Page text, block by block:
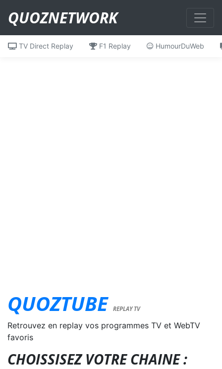
QUOZNETWORK
TV Direct Replay F1 Replay HumourDuWeb
QUOZTUBE REPLAY TV
Retrouvez en replay vos programmes TV et WebTV
favoris
CHOISSISEZ VOTRE CHAINE :